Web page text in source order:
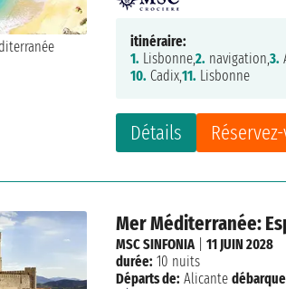
Détails
itinéraire:
1. Lisbonne,2. navigation,3.
10. Cadix,11. Lisbonne
Mer Méditerranée:
MSC SINFONIA|11 JUIN 2028
durée: 10 nuits
Départs de: Alicante